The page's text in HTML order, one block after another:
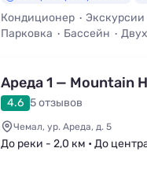
Кондиционер Экскурсии
Парковка
Бассейн
Ареда 1 — Mountain
4.6 5 отзывов
Чемал, ур. Ареда, д. 5
До реки - 2,0 км • До